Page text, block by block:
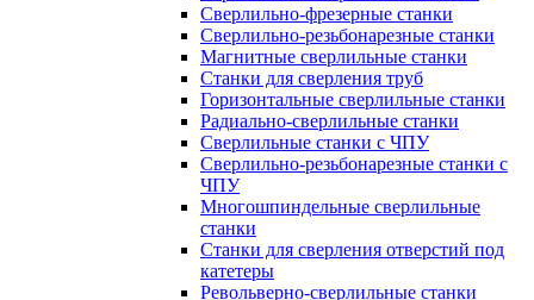
Сверлильно-фрезерные станки
Сверлильно-резьбонарезные станки
Магнитные сверлильные станки
Станки для сверления труб
Горизонтальные сверлильные станки
Радиально-сверлильные станки
Сверлильные станки с ЧПУ
Сверлильно-резьбонарезные станки с
ЧПУ
Многошпиндельные сверлильные
станки
Станки для сверления отверстий под
катетеры
Револьверно-сверлильные станки